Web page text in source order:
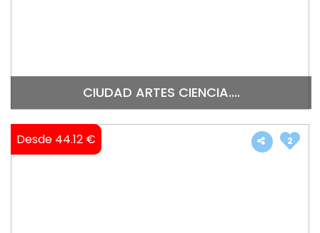
CIUDAD ARTES CIENCIA....
Desde 44.12 € 2